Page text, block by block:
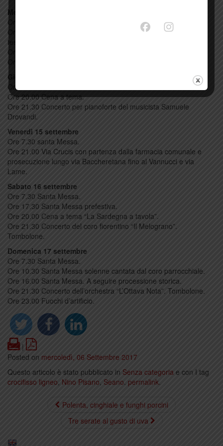
Mercoledì 13 settembre
Ore 7.30 Santa Messa.
Ore 18.30 Iscrizione alla ginkana per ragazzi tesserati e non
tesserati.
Ore 19.00 Partenza della ginkana. A seguire premiazione.
Ore 20.00 Apertura della pizzeria.
Giovedì 14 settembre
Ore 7.30 Santa Messa.
Ore 20.00 Cena a tema.
Ore 21.30 Concerto per pianoforte del musicista Samuele
Drovandi.
Venerdì 15 settembre
Ore 7.30 santa Messa.
Ore 21.00 Via Crucis con partenza dalla farmacia comunale e
prosecuzione lungo via Baccheretana fino al Vannucci e via
Lame.
Sabato 16 settembre
Ore 7.30 Santa Messa.
Ore 17.30 Santa Messa prefestiva.
Ore 20.00 Cena a tema “La Sardegna a tavola”.
Ore 21.30 Concerto del coro fiorentino “Il Melograno”.
Tombolone.
Domenica 17 settembre
Ore 7.30 Santa Messa.
Ore 10.30 Santa Messa solenne cantata dal coro parrocchiale.
Ore 16.00 Santa Messa. A seguire processione storica.
Ore 21.30 Concerto dell’orchestra “L’Ottava Nota”. Tombolone.
Ore 23.00 Fuochi d’artificio.
Print
|
Posted on mercoledì, 06 Settembre 2017
Questo articolo è stato pubblicato in Senza categoria e con I tag
crocifisso ligneo, Nino Pisano, Seano. permalink.
Polenta, cinghiale e funghi porcini
Tre serate al gusto di uva